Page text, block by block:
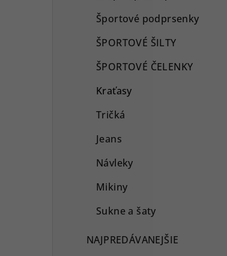
Športové podprsenky
ŠPORTOVÉ ŠILTY
ŠPORTOVÉ ČELENKY
Kraťasy
Tričká
Jeans
Návleky
Mikiny
Sukne a šaty
NAJPREDÁVANEJŠIE